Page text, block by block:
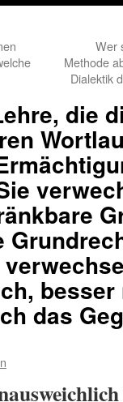
Wer
Methode
Dialektik
die
das